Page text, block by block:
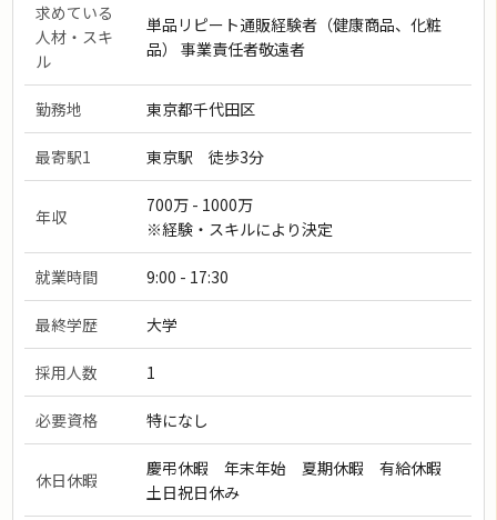
求めている
人材・スキ
ル
単品リピート通販経験者（健康商品、化粧
品） 事業責任者敬遠者
勤務地 東京都千代田区
最寄駅1 東京駅 徒歩3分
年収
700万 - 1000万
※経験・スキルにより決定
就業時間 9:00 - 17:30
最終学歴 大学
採用人数 1
必要資格 特になし
休日休暇
慶弔休暇 年末年始 夏期休暇 有給休暇
土日祝日休み